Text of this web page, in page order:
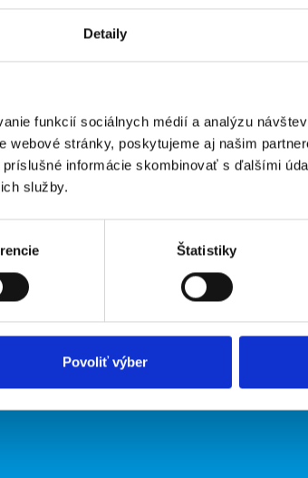
Detaily
funkcií sociálnych médií a analýzu
webové stránky, poskytujeme aj našim
informácie skombinovať s ďalšími
služby.
Štatistiky
Povoliť výber
Podmienky
Upraviť predvoľby cookies
Zásady ochrany osobných